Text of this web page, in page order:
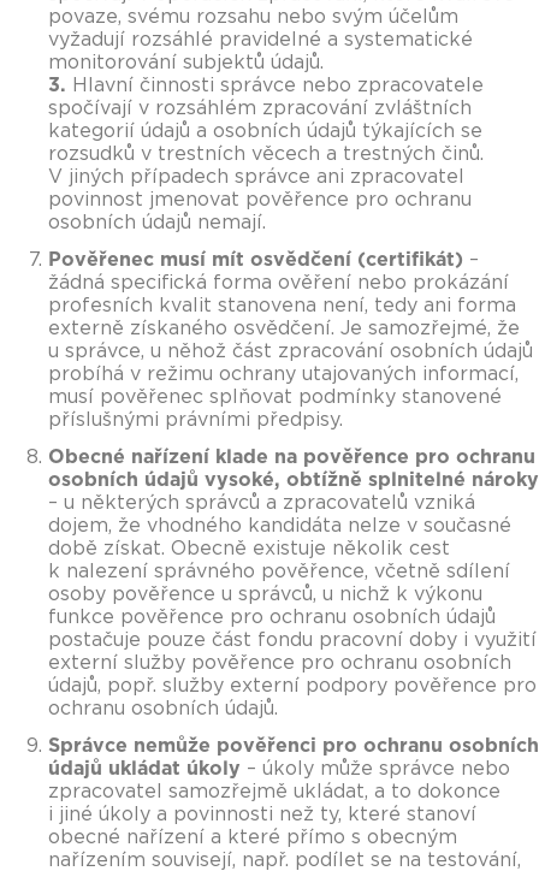
povaze, svému rozsahu nebo svým účelům
vyžadují rozsáhlé pravidelné a systematické
monitorování subjektů údajů.
3. Hlavní činnosti správce nebo zpracovatele
spočívají v rozsáhlém zpracování zvláštních
kategorií údajů a osobních údajů týkajících se
rozsudků v trestních věcech a trestných činů.
V jiných případech správce ani zpracovatel
povinnost jmenovat pověřence pro ochranu
osobních údajů nemají.
Pověřenec musí mít osvědčení (certifikát) –
žádná specifická forma ověření nebo prokázání
profesních kvalit stanovena není, tedy ani forma
externě získaného osvědčení. Je samozřejmé, že
u správce, u něhož část zpracování osobních údajů
probíhá v režimu ochrany utajovaných informací,
musí pověřenec splňovat podmínky stanovené
příslušnými právními předpisy.
Obecné nařízení klade na pověřence pro ochranu
osobních údajů vysoké, obtížně splnitelné nároky
– u některých správců a zpracovatelů vzniká
dojem, že vhodného kandidáta nelze v současné
době získat. Obecně existuje několik cest
k nalezení správného pověřence, včetně sdílení
osoby pověřence u správců, u nichž k výkonu
funkce pověřence pro ochranu osobních údajů
postačuje pouze část fondu pracovní doby i využití
externí služby pověřence pro ochranu osobních
údajů, popř. služby externí podpory pověřence pro
ochranu osobních údajů.
Správce nemůže pověřenci pro ochranu osobních
údajů ukládat úkoly – úkoly může správce nebo
zpracovatel samozřejmě ukládat, a to dokonce
i jiné úkoly a povinnosti než ty, které stanoví
obecné nařízení a které přímo s obecným
nařízením souvisejí, např. podílet se na testování,